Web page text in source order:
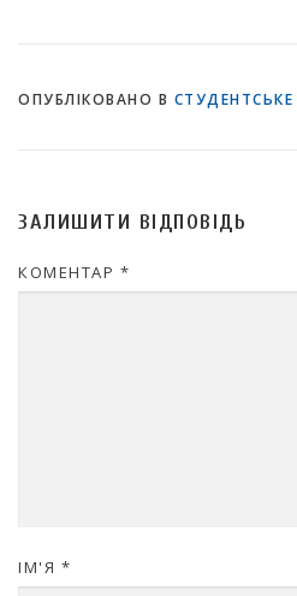
ОПУБЛІКОВАНО В
ЗАЛИШИТИ ВІДПОВІДЬ
КОМЕНТАР *
ІМ'Я *